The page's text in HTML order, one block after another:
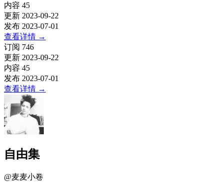
内容 45
更新 2023-09-22
发布 2023-07-01
查看详情 →
订阅 746
更新 2023-09-22
内容 45
发布 2023-07-01
查看详情 →
自由集
@麦麦小卷